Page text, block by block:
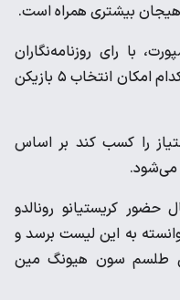
هیجان بیشتری همراه است.
با رای روزنامه‌نگاران
کشورهای آسیایی اهدا می‌شود و هر کدام امکان انتخاب ۵ بازیکن
را کسب کند بر اساس
می‌شود.
حضور کریستیانو رونالدو
به این لیست برسد و
طلسم سون هیونگ مین